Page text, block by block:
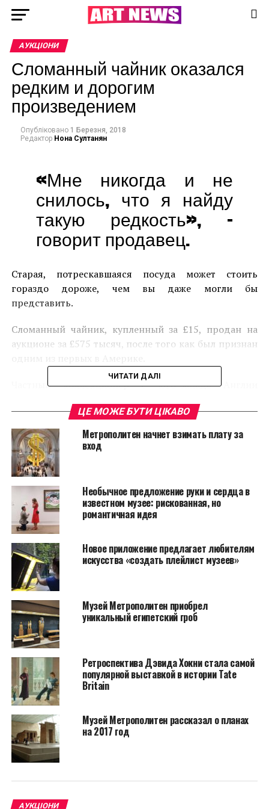
АУКЦІОНИ
Сломанный чайник оказался
редким и дорогим
произведением
Опубліковано 1 Березня, 2018
Редактор Нона Султанян
«Мне никогда и не
снилось, что я найду
такую редкость», –
говорит продавец.
Cтарая, потрескавшаяся посуда может стоить
гораздо дороже, чем вы даже могли бы
представить.
Сломанный чайник, купленный за £15, продан на
аукционе за £575 тысяч, после того как был признан
Частный коллекционер с юго-запада Англии
и отсутствовала крышка, на общем аукционе в
Мидлендсе в 2016 году.
Считалось, что это керамическая плитка Isleworth,
которая была изготовлена на заводе в Мидлсексе
между примерно 1766 и 1800 годами, но покупатель
сомневался.
Он отнес чайник Клэру Данхем, эксперту известного
аукционного дома Woolley and Wallis в Солсбери.
Именно Данхем и определила, что характерный
Бартлама.
ЧИТАТИ ДАЛІ
ЦЕ МОЖЕ БУТИ ЦІКАВО
Метрополитен начнет взимать плату за
вход
Необычное предложение руки и сердца в
известном музее: рискованная, но
романтичная идея
Новое приложение предлагает любителям
искусства «создать плейлист музеев»
Музей Метрополитен приобрел
уникальный египетский гроб
Ретроспектива Дэвида Хокни стала самой
популярной выставкой в истории Tate
Britain
Музей Метрополитен рассказал о планах
на 2017 год
АУКЦІОНИ